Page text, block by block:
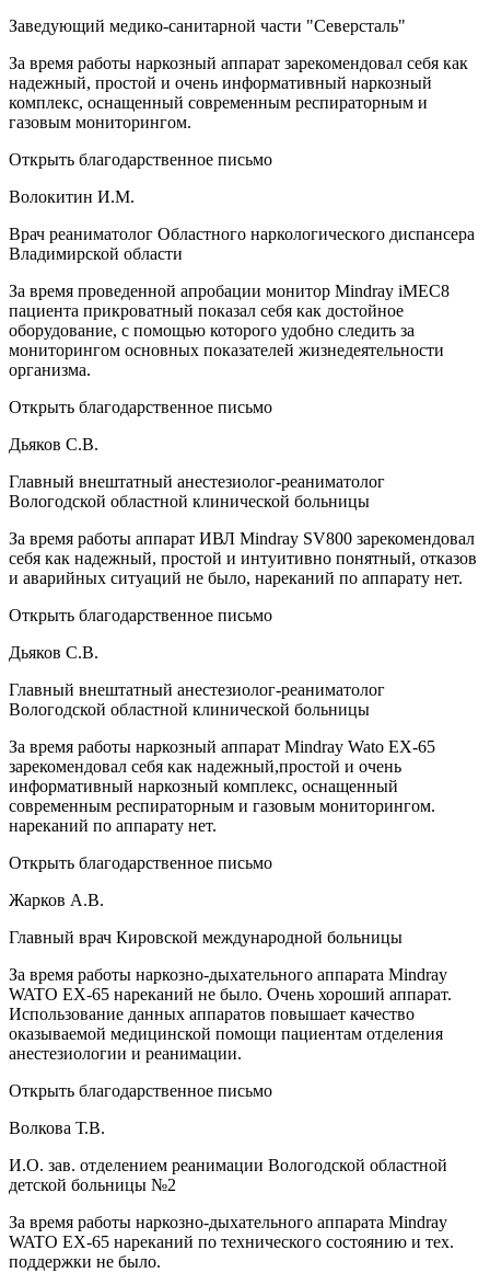
Заведующий медико-санитарной части "Северсталь"
За время работы наркозный аппарат зарекомендовал себя как
надежный, простой и очень информативный наркозный
комплекс, оснащенный современным респираторным и
газовым мониторингом.
Открыть благодарственное письмо
Волокитин И.М.
Врач реаниматолог Областного наркологического диспансера
Владимирской области
За время проведенной апробации монитор Mindray iMEC8
пациента прикроватный показал себя как достойное
оборудование, с помощью которого удобно следить за
мониторингом основных показателей жизнедеятельности
организма.
Открыть благодарственное письмо
Дьяков С.В.
Главный внештатный анестезиолог-реаниматолог
Вологодской областной клинической больницы
За время работы аппарат ИВЛ Mindray SV800 зарекомендовал
себя как надежный, простой и интуитивно понятный, отказов
и аварийных ситуаций не было, нареканий по аппарату нет.
Открыть благодарственное письмо
Дьяков С.В.
Главный внештатный анестезиолог-реаниматолог
Вологодской областной клинической больницы
За время работы наркозный аппарат Mindray Wato EX-65
зарекомендовал себя как надежный,простой и очень
информативный наркозный комплекс, оснащенный
современным респираторным и газовым мониторингом.
нареканий по аппарату нет.
Открыть благодарственное письмо
Жарков А.В.
Главный врач Кировской международной больницы
За время работы наркозно-дыхательного аппарата Mindray
WATO EX-65 нареканий не было. Очень хороший аппарат.
Использование данных аппаратов повышает качество
оказываемой медицинской помощи пациентам отделения
анестезиологии и реанимации.
Открыть благодарственное письмо
Волкова Т.В.
И.О. зав. отделением реанимации Вологодской областной
детской больницы №2
За время работы наркозно-дыхательного аппарата Mindray
WATO EX-65 нареканий по технического состоянию и тех.
поддержки не было.